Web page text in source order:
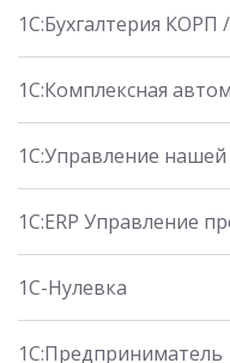
1C:Бухгалтерия
1С:Комплексная
1С:Управление
1С:ERP Управление
1С-Нулевка
1С:Предприниматель